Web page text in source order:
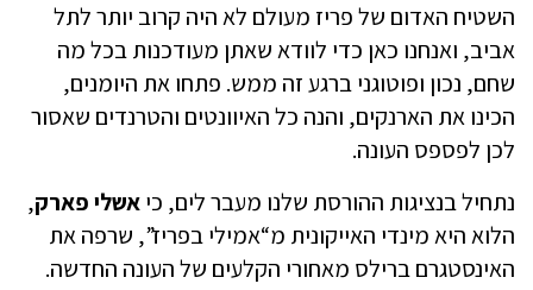
השטיח האדום של פריז מעולם לא היה קרוב יותר לתל
אביב, ואנחנו כאן כדי לוודא שאתן מעודכנות בכל מה
שחם, נכון ופוטוגני ברגע זה ממש. פתחו את היומנים,
הכינו את הארנקים, והנה כל האיוונטים והטרנדים שאסור
לכן לפספס העונה.
נתחיל בנציגות ההורסת שלנו מעבר לים, כיאשלי פארק,
הלוא היא מינדי האייקונית מ“אמילי בפריז”, שרפה את
האינסטגרם ברילס מאחורי הקלעים של העונה החדשה.